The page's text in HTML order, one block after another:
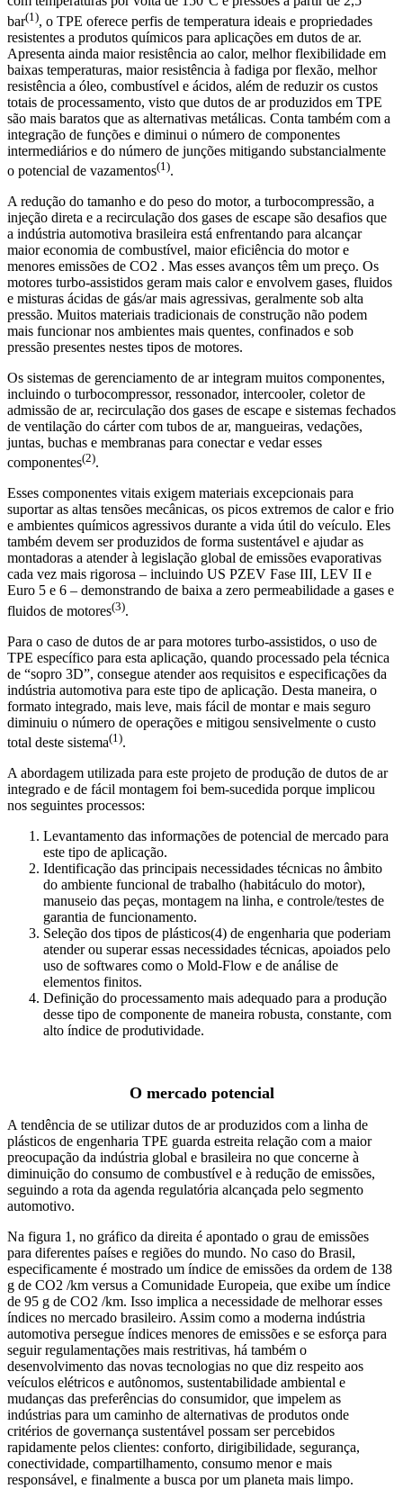
bar(1), o TPE oferece perfis de temperatura ideais e propriedades
resistentes a produtos químicos para aplicações em dutos de ar.
Apresenta ainda maior resistência ao calor, melhor flexibilidade em
baixas temperaturas, maior resistência à fadiga por flexão, melhor
resistência a óleo, combustível e ácidos, além de reduzir os custos
totais de processamento, visto que dutos de ar produzidos em TPE
são mais baratos que as alternativas metálicas. Conta também com a
integração de funções e diminui o número de componentes
intermediários e do número de junções mitigando substancialmente
o potencial de vazamentos(1).
A redução do tamanho e do peso do motor, a turbocompressão, a
injeção direta e a recirculação dos gases de escape são desafios que
a indústria automotiva brasileira está enfrentando para alcançar
maior economia de combustível, maior eficiência do motor e
menores emissões de CO2 . Mas esses avanços têm um preço. Os
motores turbo-assistidos geram mais calor e envolvem gases, fluidos
e misturas ácidas de gás/ar mais agressivas, geralmente sob alta
pressão. Muitos materiais tradicionais de construção não podem
mais funcionar nos ambientes mais quentes, confinados e sob
pressão presentes nestes tipos de motores.
Os sistemas de gerenciamento de ar integram muitos componentes,
incluindo o turbocompressor, ressonador, intercooler, coletor de
admissão de ar, recirculação dos gases de escape e sistemas fechados
de ventilação do cárter com tubos de ar, mangueiras, vedações,
juntas, buchas e membranas para conectar e vedar esses
componentes(2).
Esses componentes vitais exigem materiais excepcionais para
suportar as altas tensões mecânicas, os picos extremos de calor e frio
e ambientes químicos agressivos durante a vida útil do veículo. Eles
também devem ser produzidos de forma sustentável e ajudar as
montadoras a atender à legislação global de emissões evaporativas
cada vez mais rigorosa – incluindo US PZEV Fase III, LEV II e
Euro 5 e 6 – demonstrando de baixa a zero permeabilidade a gases e
fluidos de motores(3).
Para o caso de dutos de ar para motores turbo-assistidos, o uso de
TPE específico para esta aplicação, quando processado pela técnica
de “sopro 3D”, consegue atender aos requisitos e especificações da
indústria automotiva para este tipo de aplicação. Desta maneira, o
formato integrado, mais leve, mais fácil de montar e mais seguro
diminuiu o número de operações e mitigou sensivelmente o custo
total deste sistema(1).
A abordagem utilizada para este projeto de produção de dutos de ar
integrado e de fácil montagem foi bem-sucedida porque implicou
nos seguintes processos:
Levantamento das informações de potencial de mercado para
este tipo de aplicação.
Identificação das principais necessidades técnicas no âmbito
do ambiente funcional de trabalho (habitáculo do motor),
manuseio das peças, montagem na linha, e controle/testes de
garantia de funcionamento.
Seleção dos tipos de plásticos(4) de engenharia que poderiam
atender ou superar essas necessidades técnicas, apoiados pelo
uso de softwares como o Mold-Flow e de análise de
elementos finitos.
Definição do processamento mais adequado para a produção
desse tipo de componente de maneira robusta, constante, com
alto índice de produtividade.
O mercado potencial
A tendência de se utilizar dutos de ar produzidos com a linha de
plásticos de engenharia TPE guarda estreita relação com a maior
preocupação da indústria global e brasileira no que concerne à
diminuição do consumo de combustível e à redução de emissões,
seguindo a rota da agenda regulatória alcançada pelo segmento
automotivo.
Na figura 1, no gráfico da direita é apontado o grau de emissões
para diferentes países e regiões do mundo. No caso do Brasil,
especificamente é mostrado um índice de emissões da ordem de 138
g de CO2 /km versus a Comunidade Europeia, que exibe um índice
de 95 g de CO2 /km. Isso implica a necessidade de melhorar esses
índices no mercado brasileiro. Assim como a moderna indústria
automotiva persegue índices menores de emissões e se esforça para
seguir regulamentações mais restritivas, há também o
desenvolvimento das novas tecnologias no que diz respeito aos
veículos elétricos e autônomos, sustentabilidade ambiental e
mudanças das preferências do consumidor, que impelem as
indústrias para um caminho de alternativas de produtos onde
critérios de governança sustentável possam ser percebidos
rapidamente pelos clientes: conforto, dirigibilidade, segurança,
conectividade, compartilhamento, consumo menor e mais
responsável, e finalmente a busca por um planeta mais limpo.